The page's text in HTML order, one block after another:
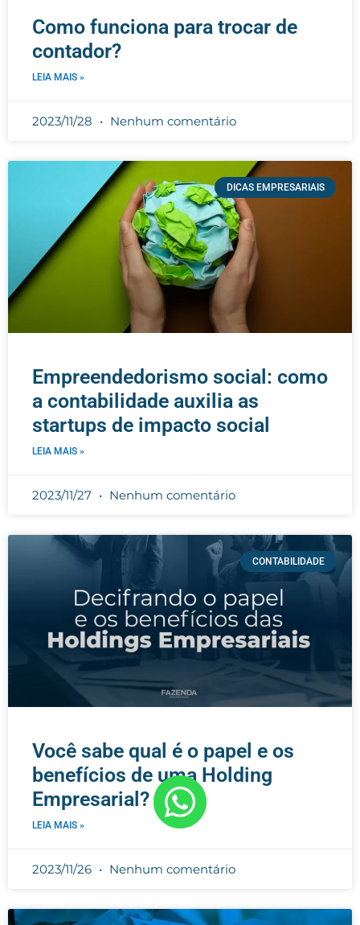
Como funciona para trocar de
contador?
LEIA MAIS »
2023/11/28 Nenhum comentário
DICAS EMPRESARIAIS
Empreendedorismo social: como
a contabilidade auxilia as
startups de impacto social
LEIA MAIS »
2023/11/27 Nenhum comentário
CONTABILIDADE
Você sabe qual é o papel e os
benefícios de uma Holding
Empresarial?
LEIA MAIS »
2023/11/26 Nenhum comentário